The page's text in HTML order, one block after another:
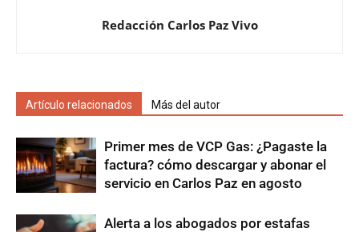
Redacción Carlos Paz Vivo
Artículo relacionados Más del autor
Primer mes de VCP Gas: ¿Pagaste la
factura? cómo descargar y abonar el
servicio en Carlos Paz en agosto
Alerta a los abogados por estafas